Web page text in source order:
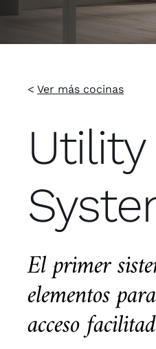
< Ver más cocinas
Utility
El primer
elementos
acceso